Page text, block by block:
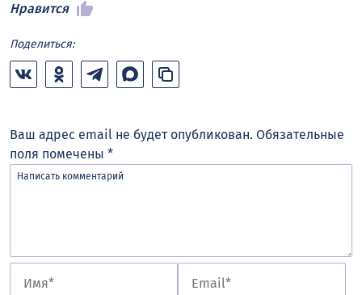
Нравится
Поделиться:
Ваш адрес email не будет опубликован. Обязательные
поля помечены *